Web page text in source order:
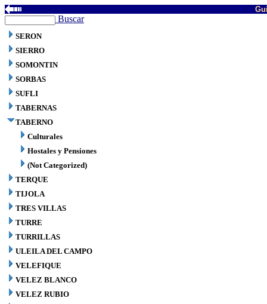
Buscar
SERON
SIERRO
SOMONTIN
SORBAS
SUFLI
TABERNAS
TABERNO
Culturales
Hostales y Pensiones
(Not Categorized)
TERQUE
TIJOLA
TRES VILLAS
TURRE
TURRILLAS
ULEILA DEL CAMPO
VELEFIQUE
VELEZ BLANCO
VELEZ RUBIO